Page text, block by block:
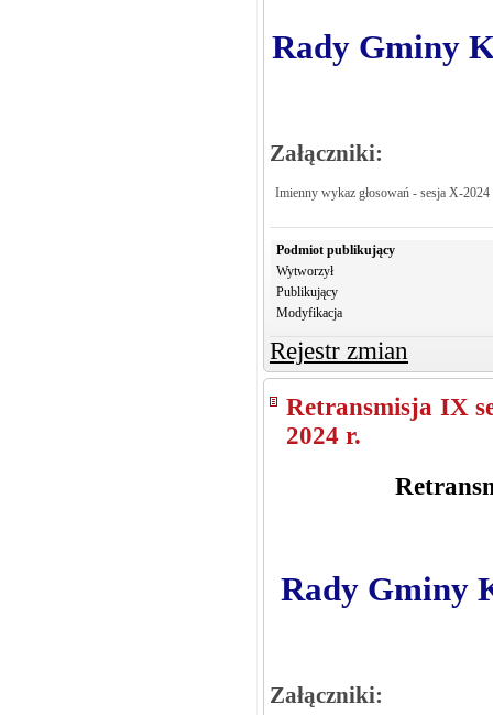
Rady Gminy
Załączniki:
Imienny wykaz głosowań - sesja X-2024
Podmiot publikujący
Wytworzył
Publikujący
Modyfikacja
Rejestr zmian
Retransmisja IX
2024 r.
Rady Gminy
Załączniki: